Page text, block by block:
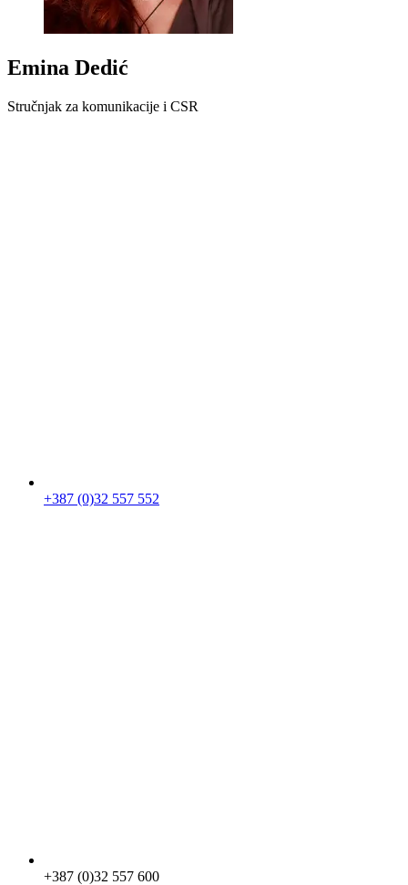
Emina Dedić
Stručnjak za komunikacije i CSR
+387 (0)32 557 552
+387 (0)32 557 600